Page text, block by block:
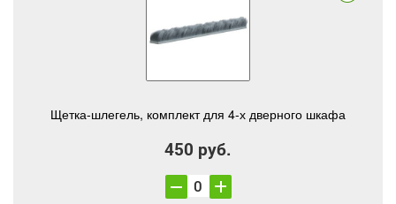
Щетка-шлегель, комплект для 4-х дверного шкафа
450 руб.